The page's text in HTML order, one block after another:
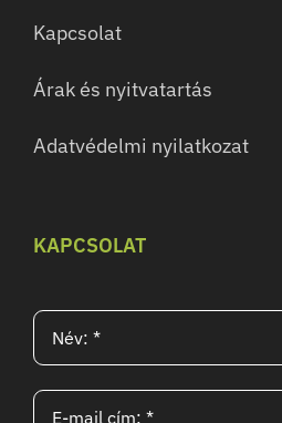
Kapcsolat
Árak és nyitvatartás
Adatvédelmi nyilatkozat
KAPCSOLAT